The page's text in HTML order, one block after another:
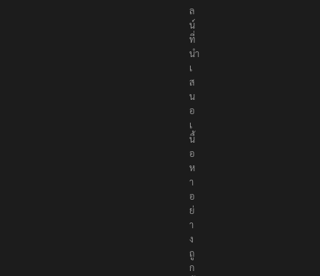
น
ไ
ล
น์
ที่
นำ
เ
ส
น
อ
เ
นื้
อ
ห
า
อ
ย่
า
ง